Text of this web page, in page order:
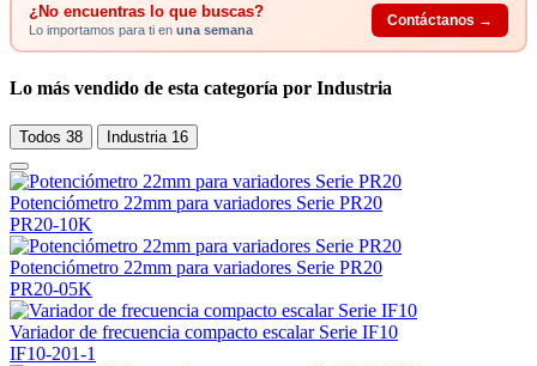
¿No encuentras lo que buscas?
Lo importamos para ti en una semana
Contáctanos →
Lo más vendido de esta categoría por Industria
Todos 38 Industria 16
Potenciómetro 22mm para variadores Serie PR20
PR20-10K
Potenciómetro 22mm para variadores Serie PR20
PR20-05K
Variador de frecuencia compacto escalar Serie IF10
IF10-201-1